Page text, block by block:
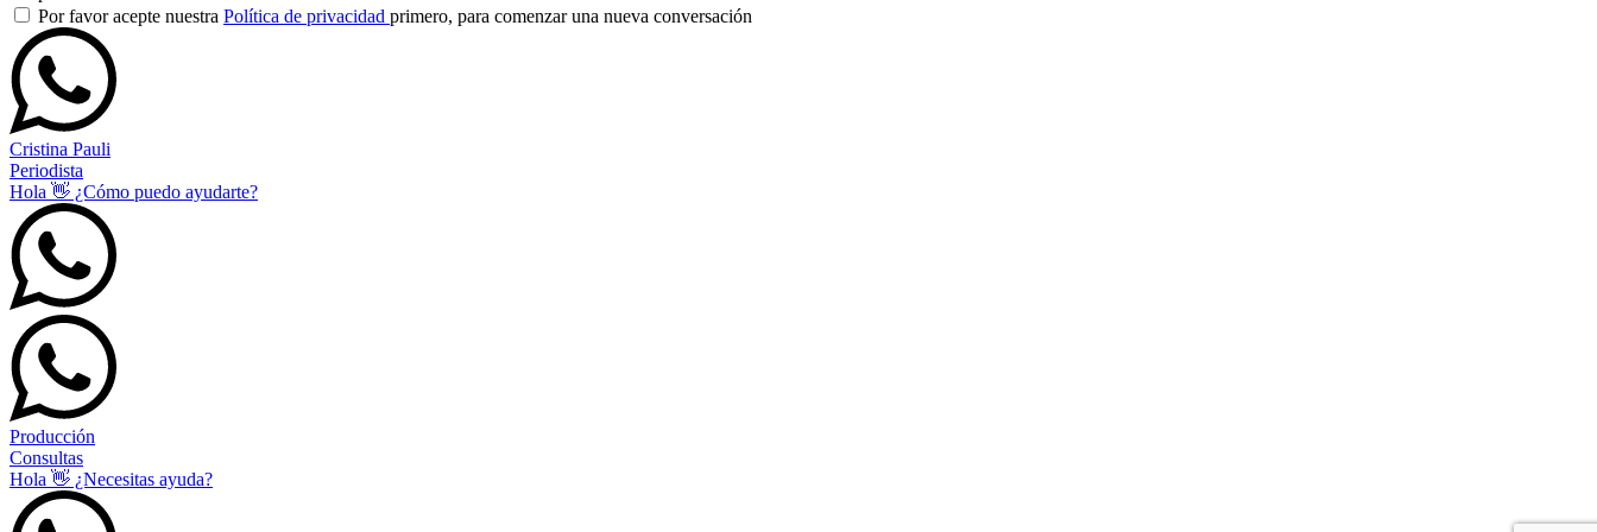
Por favor acepte nuestra Política de privacidad primero, para comenzar una nueva conversación
Cristina Pauli
Periodista
Hola 👋 ¿Cómo puedo ayudarte?
Producción
Consultas
Hola 👋 ¿Necesitas ayuda?